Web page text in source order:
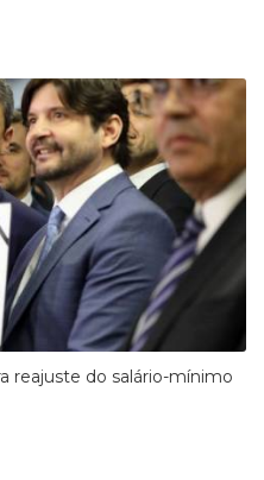
reajuste do salário-mínimo